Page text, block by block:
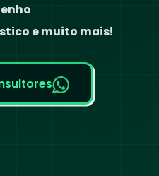
e muito mais!